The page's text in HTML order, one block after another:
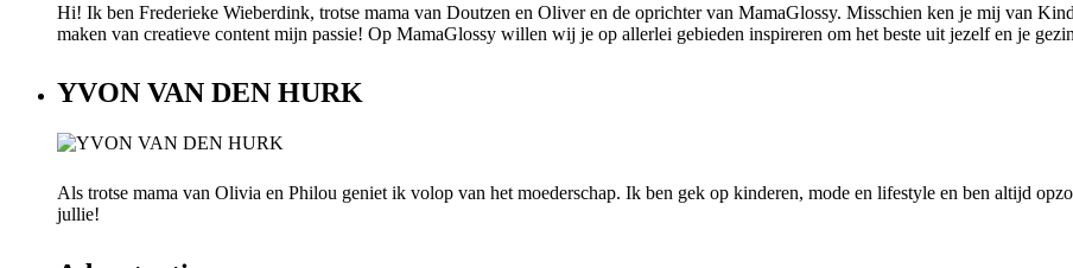
Hi! Ik ben Frederieke Wieberdink, trotse mama van Doutzen en Oliver en de oprichter van MamaGlossy. Misschien ken je mij van
maken van creatieve content mijn passie! Op MamaGlossy willen wij je op allerlei gebieden inspireren om het beste uit jezelf en je
YVON VAN DEN HURK
Als trotse mama van Olivia en Philou geniet ik volop van het moederschap. Ik ben gek op kinderen, mode en lifestyle en ben altijd
jullie!